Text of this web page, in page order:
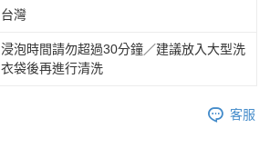
台灣
浸泡時間請勿超過30分鐘／建議放入大型洗
衣袋後再進行清洗
客服